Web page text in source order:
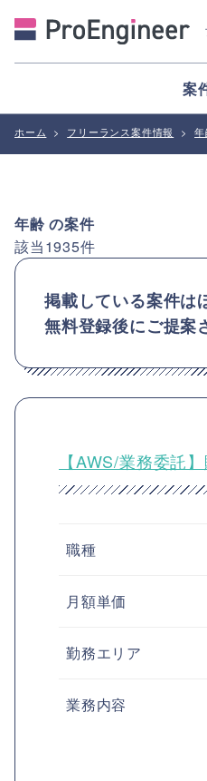
案
ホーム > フリーランス案件情報 >
年齢の案件
該当1935件
掲載している案件は
無料登録後にご提案
【AWS/業務委託
職種
月額単価
勤務エリア
業務内容